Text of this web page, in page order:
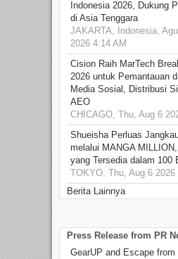
Indonesia 2026, Dukung
di Asia Tenggara
JAKARTA, Indonesia,
2026 4:14 AM
Cision Raih MarTech
2026 untuk Pemantauan
Media Sosial, Distribusi
AEO
CHICAGO, Thu, Aug 6
Shueisha Perluas
melalui MANGA
yang Tersedia dalam 100
TOKYO, Thu, Aug 6 2026
Berita Lainnya
Press Release from PR
GearUP and Escape from